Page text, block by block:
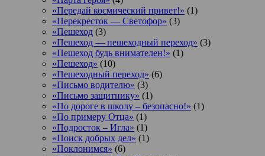
«Передай космический привет!» (1)
«Перекресток — Светофор» (3)
«Пешеход (3)
«Пешеход — пешеходный переход» (3)
«Пешеход будь внимателен!» (1)
«Пешеход» (10)
«Пешеходный переход» (6)
«Письмо водителю» (3)
«Письмо защитнику» (1)
«По дороге в школу – безопасно!» (1)
«По примеру Отца» (1)
«Подросток ‒ Игла» (1)
«Поиск добрых дел» (1)
«Поклонимся» (6)